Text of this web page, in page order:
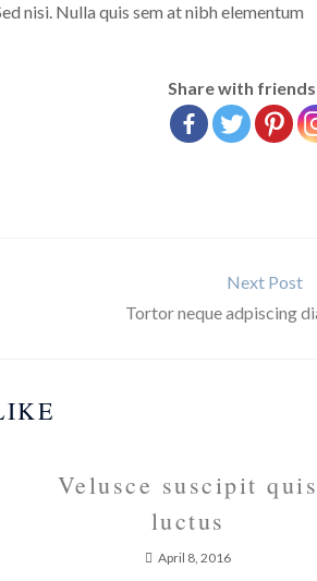
nisi. Nulla quis sem at nibh elementum
Share with friends
Next Post
Tortor neque adpiscing
Velusce suscipit quis
luctus
April 8, 2016